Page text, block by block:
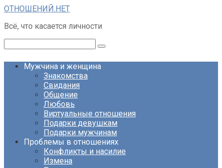
Перейти
контенту
ОТНОШЕНИЙ.НЕТ
Всё, что касается личности
Мужчина и женщина
Знакомства
Свидания
Общение
Любовь
Виртуальные отношения
Подарки девушкам
Подарки мужчинам
Проблемы в отношениях
Конфликты и насилие
Измена